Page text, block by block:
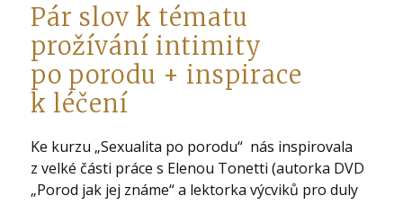
Pár slov k tématu
prožívání intimity
po porodu + inspirace
k léčení
Ke kurzu „Sexualita po porodu“ nás inspirovala
z velké části práce s Elenou Tonetti (autorka DVD
„Porod jak jej známe“ a lektorka výcviků pro duly